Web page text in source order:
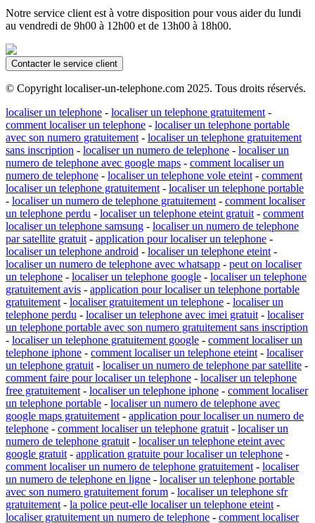
Notre service client est à votre disposition pour vous aider du lundi
au vendredi de 9h00 à 12h00 et de 13h00 à 18h00.
Contacter le service client
© Copyright localiser-un-telephone.com 2025. Tous droits réservés.
localiser un telephone - localiser un telephone gratuitement -
comment localiser un telephone - localiser un telephone portable
avec son numero gratuitement - localiser un telephone gratuitement
sans inscription - localiser un numero de telephone - localiser un
numero de telephone avec google maps - comment localiser un
numero de telephone - localiser un telephone vole eteint - comment
localiser un telephone gratuitement - localiser un telephone portable
- localiser un numero de telephone gratuitement - comment localiser
un telephone perdu - localiser un telephone eteint gratuit - comment
localiser un telephone samsung - localiser un numero de telephone
par satellite gratuit - application pour localiser un telephone -
localiser un telephone android - localiser un telephone eteint -
localiser un numero de telephone avec whatsapp - peut on localiser
un telephone - localiser un telephone google - localiser un telephone
gratuitement avis - application pour localiser un telephone portable
gratuitement - localiser gratuitement un telephone - localiser un
telephone perdu - localiser un telephone avec imei gratuit - localiser
un telephone portable avec son numero gratuitement sans inscription
- localiser un telephone gratuitement google - comment localiser un
telephone iphone - comment localiser un telephone eteint - localiser
un telephone gratuit - localiser un numero de telephone par satellite -
comment faire pour localiser un telephone - localiser un telephone
free gratuitement - localiser un telephone iphone - comment localiser
un telephone portable - localiser un numero de telephone avec
google maps gratuitement - application pour localiser un numero de
telephone - comment localiser un telephone gratuit - localiser un
numero de telephone gratuit - localiser un telephone eteint avec
google gratuit - application gratuite pour localiser un telephone -
comment localiser un numero de telephone gratuitement - localiser
un numero de telephone en ligne - localiser un telephone portable
avec son numero gratuitement forum - localiser un telephone sfr
gratuitement - la police peut-elle localiser un telephone eteint -
localiser gratuitement un numero de telephone - comment localiser